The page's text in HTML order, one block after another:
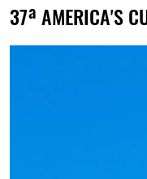
37ª AMERICA'S